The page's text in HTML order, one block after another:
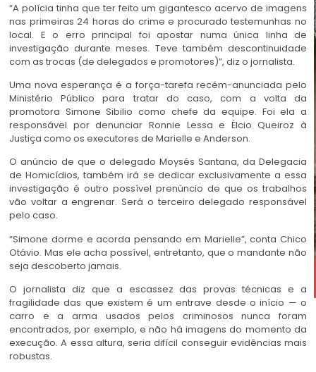
“A polícia tinha que ter feito um gigantesco acervo de imagens
nas primeiras 24 horas do crime e procurado testemunhas no
local. E o erro principal foi apostar numa única linha de
investigação durante meses. Teve também descontinuidade
com as trocas (de delegados e promotores)”, diz o jornalista.
Uma nova esperança é a força-tarefa recém-anunciada pelo
Ministério Público para tratar do caso, com a volta da
promotora Simone Sibilio como chefe da equipe. Foi ela a
responsável por denunciar Ronnie Lessa e Élcio Queiroz à
Justiça como os executores de Marielle e Anderson.
O anúncio de que o delegado Moysés Santana, da Delegacia
de Homicídios, também irá se dedicar exclusivamente a essa
investigação é outro possível prenúncio de que os trabalhos
vão voltar a engrenar. Será o terceiro delegado responsável
pelo caso.
“Simone dorme e acorda pensando em Marielle”, conta Chico
Otávio. Mas ele acha possível, entretanto, que o mandante não
seja descoberto jamais.
O jornalista diz que a escassez das provas técnicas e a
fragilidade das que existem é um entrave desde o início — o
carro e a arma usados pelos criminosos nunca foram
encontrados, por exemplo, e não há imagens do momento da
execução. A essa altura, seria difícil conseguir evidências mais
robustas.